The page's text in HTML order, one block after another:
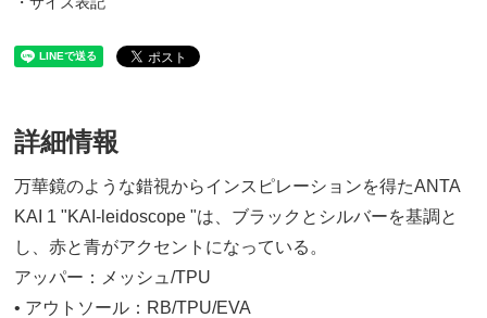
詳細情報
万華鏡のような錯視からインスピレーションを得たANTA
KAI 1 "KAI-leidoscope "は、ブラックとシルバーを基調と
し、赤と青がアクセントになっている。
アッパー：メッシュ/TPU
• アウトソール：RB/TPU/EVA
20,700円(税込)
24.5cm
20,700円(税込)
25.5cm
20,700円(税込)